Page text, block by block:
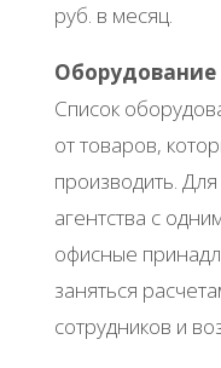
руб. в месяц.
Оборудование
Список
от товаров,
производить.
агентства с
офисные
заняться
сотрудников и